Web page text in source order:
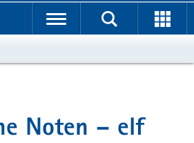
Noten – elf